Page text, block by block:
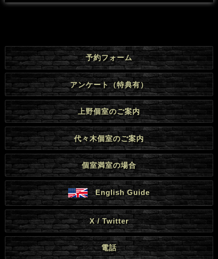
予約フォーム
アンケート（特典有）
上野個室のご案内
代々木個室のご案内
個室満室の場合
English Guide
X / Twitter
電話